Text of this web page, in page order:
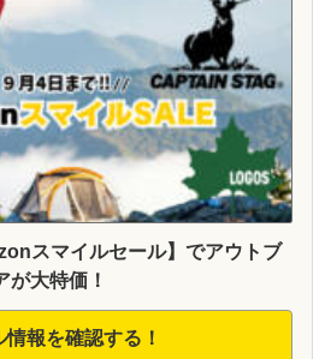
スマイルセール】でアウトブ
が大特価！
情報を確認する！